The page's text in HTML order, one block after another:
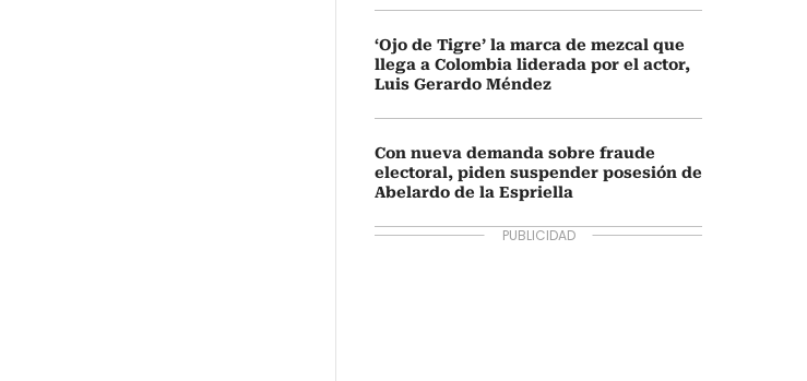
‘Ojo de Tigre’ la marca de mezcal que
llega a Colombia liderada por el actor,
Luis Gerardo Méndez
Con nueva demanda sobre fraude
electoral, piden suspender posesión de
Abelardo de la Espriella